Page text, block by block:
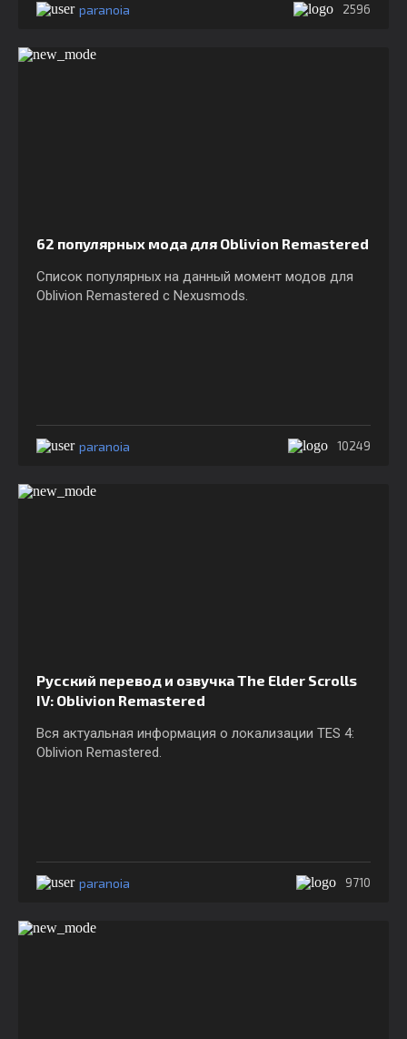
paranoia 2596
62 популярных мода для Oblivion Remastered
Список популярных на данный момент модов для
Oblivion Remastered c Nexusmods.
paranoia 10249
Русский перевод и озвучка The Elder Scrolls
IV: Oblivion Remastered
Вся актуальная информация о локализации TES 4:
Oblivion Remastered.
paranoia 9710